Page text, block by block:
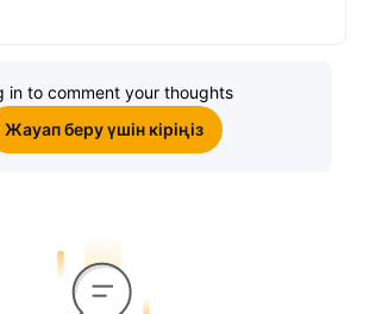
in to comment your thoughts
Жауап беру үшін кіріңіз